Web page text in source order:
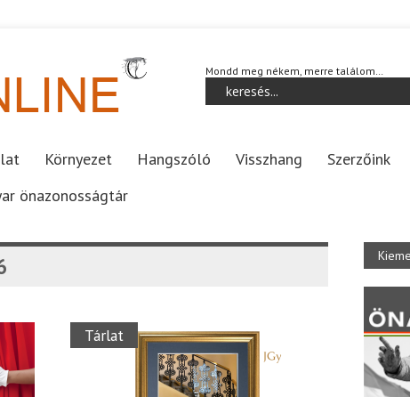
Mondd meg nékem, merre találom…
Környezet Hangszóló Visszhang Szerzőink
önazonosságtár
Tárlat